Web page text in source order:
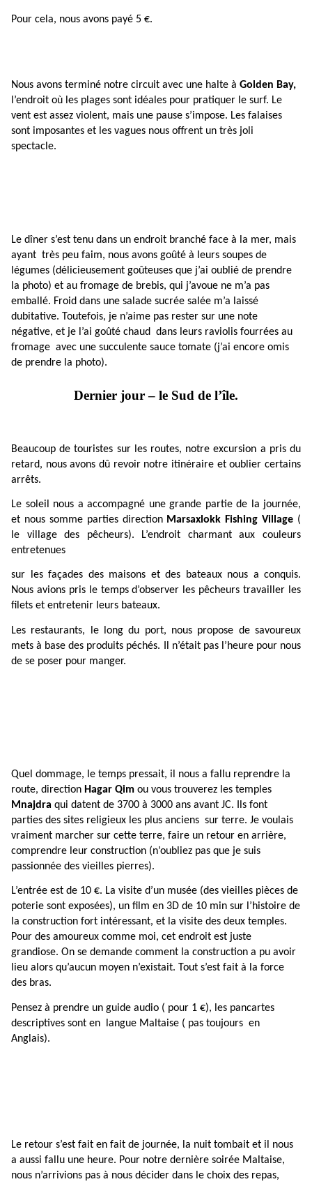
Pour cela, nous avons payé 5 €.
Nous avons terminé notre circuit avec une halte à Golden Bay,
l’endroit où les plages sont idéales pour pratiquer le surf. Le
vent est assez violent, mais une pause s’impose. Les falaises
sont imposantes et les vagues nous offrent un très joli
spectacle.
Le dîner s’est tenu dans un endroit branché face à la mer, mais
ayant très peu faim, nous avons goûté à leurs soupes de
légumes (délicieusement goûteuses que j’ai oublié de prendre
la photo) et au fromage de brebis, qui j’avoue ne m’a pas
emballé. Froid dans une salade sucrée salée m’a laissé
dubitative. Toutefois, je n’aime pas rester sur une note
négative, et je l’ai goûté chaud dans leurs raviolis fourrées au
fromage avec une succulente sauce tomate (j’ai encore omis
de prendre la photo).
Dernier jour – le Sud de l’île.
Beaucoup de touristes sur les routes, notre excursion a pris du
retard, nous avons dû revoir notre itinéraire et oublier certains
arrêts.
Le soleil nous a accompagné une grande partie de la journée,
et nous somme parties direction Marsaxlokk Fishing Village (
le village des pêcheurs). L’endroit charmant aux couleurs
entretenues
sur les façades des maisons et des bateaux nous a conquis.
Nous avions pris le temps d’observer les pêcheurs travailler les
filets et entretenir leurs bateaux.
Les restaurants, le long du port, nous propose de savoureux
mets à base des produits péchés. Il n’était pas l’heure pour nous
de se poser pour manger.
Quel dommage, le temps pressait, il nous a fallu reprendre la
route, direction Hagar Qim ou vous trouverez les temples
Mnajdra qui datent de 3700 à 3000 ans avant JC. Ils font
parties des sites religieux les plus anciens sur terre. Je voulais
vraiment marcher sur cette terre, faire un retour en arrière,
comprendre leur construction (n’oubliez pas que je suis
passionnée des vieilles pierres).
L’entrée est de 10 €. La visite d’un musée (des vieilles pièces de
poterie sont exposées), un film en 3D de 10 min sur l’histoire de
la construction fort intéressant, et la visite des deux temples.
Pour des amoureux comme moi, cet endroit est juste
grandiose. On se demande comment la construction a pu avoir
lieu alors qu’aucun moyen n’existait. Tout s’est fait à la force
des bras.
Pensez à prendre un guide audio ( pour 1 €), les pancartes
descriptives sont en langue Maltaise ( pas toujours en
Anglais).
Le retour s’est fait en fait de journée, la nuit tombait et il nous
a aussi fallu une heure. Pour notre dernière soirée Maltaise,
nous n’arrivions pas à nous décider dans le choix des repas,